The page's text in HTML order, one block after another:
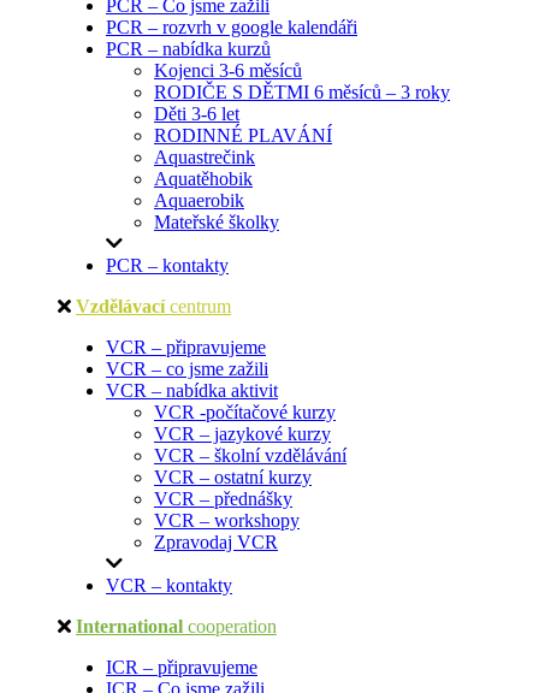
PCR – Co jsme zažili
PCR – rozvrh v google kalendáři
PCR – nabídka kurzů
Kojenci 3-6 měsíců
RODIČE S DĚTMI 6 měsíců – 3 roky
Děti 3-6 let
RODINNÉ PLAVÁNÍ
Aquastrečink
Aquatěhobik
Aquaerobik
Mateřské školky
PCR – kontakty
Vzdělávací centrum
VCR – připravujeme
VCR – co jsme zažili
VCR – nabídka aktivit
VCR -počítačové kurzy
VCR – jazykové kurzy
VCR – školní vzdělávání
VCR – ostatní kurzy
VCR – přednášky
VCR – workshopy
Zpravodaj VCR
VCR – kontakty
International cooperation
ICR – připravujeme
ICR – Co jsme zažili